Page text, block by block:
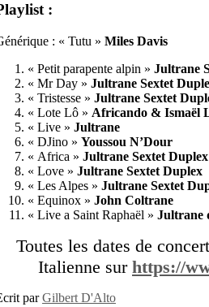
:
: « Tutu » Miles Davis
« Petit parapente alpin » Jultrane
« Mr Day » Jultrane Sextet
« Tristesse » Jultrane Sextet
« Lote Lô » Africando & Ismaël
« Live » Jultrane
« DJino » Youssou N’Dour
« Africa » Jultrane Sextet Duplex
« Love » Jultrane Sextet Duplex
« Les Alpes » Jultrane Sextet
« Equinox » John Coltrane
« Live a Saint Raphaël » Jultrane
Toutes les dates de
Italienne sur https://
parGilbert D'Alto